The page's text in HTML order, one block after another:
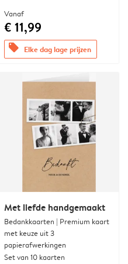
Vanaf
€ 11,99
offers Elke dag lage prijzen
Met liefde handgemaakt
Bedankkaarten | Premium kaart
met keuze uit 3
papierafwerkingen
Set van 10 kaarten